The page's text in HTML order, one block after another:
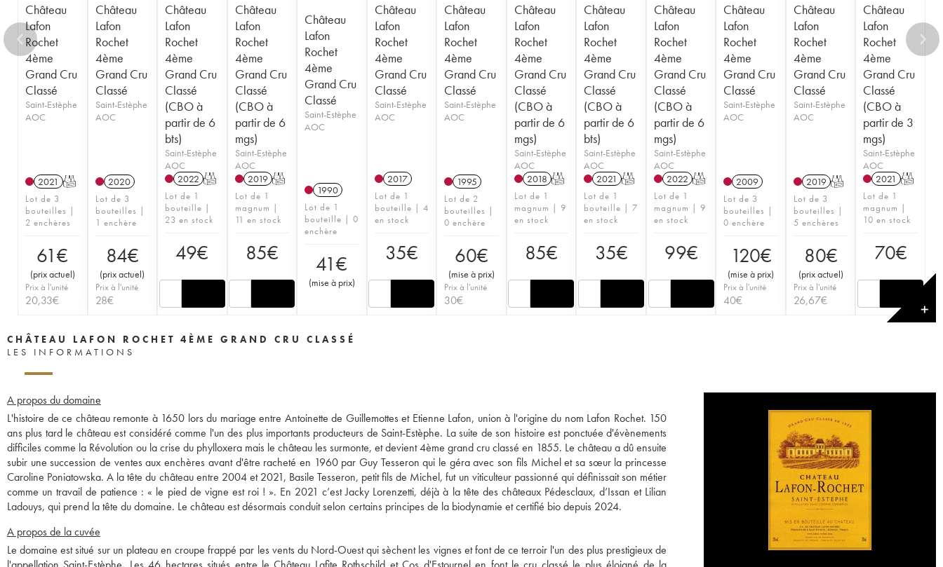
Château
Lafon
Rochet
4ème
Grand Cru
Classé
Saint-Estèphe
AOC
2021 T
Lot de 3
bouteilles |
2 enchères
61€
(prix actuel)
Prix à l'unité
20,33€
Château
Lafon
Rochet
4ème
Grand Cru
Classé
Saint-Estèphe
AOC
2020
Lot de 3
bouteilles |
1 enchère
84€
(prix actuel)
Prix à l'unité
28€
Château
Lafon
Rochet
4ème
Grand Cru
Classé
(CBO à
partir de 6
bts)
Saint-Estèphe
AOC
2022 T
Lot de 1
bouteille |
23 en stock
49€
Château
Lafon
Rochet
4ème
Grand Cru
Classé
(CBO à
partir de 6
mgs)
Saint-Estèphe
AOC
2019 T
Lot de 1
magnum |
11 en stock
85€
Château
Lafon
Rochet
4ème
Grand Cru
Classé
Saint-Estèphe
AOC
1990
Lot de 1
bouteille | 0
enchère
41€
(mise à prix)
Château
Lafon
Rochet
4ème
Grand Cru
Classé
Saint-Estèphe
AOC
2017
Lot de 1
bouteille | 4
en stock
35€
Château
Lafon
Rochet
4ème
Grand Cru
Classé
Saint-Estèphe
AOC
1995
Lot de 2
bouteilles |
0 enchère
60€
(mise à prix)
Prix à l'unité
30€
Château
Lafon
Rochet
4ème
Grand Cru
Classé
(CBO à
partir de 6
mgs)
Saint-Estèphe
AOC
2018 T
Lot de 1
magnum | 9
en stock
85€
Château
Lafon
Rochet
4ème
Grand Cru
Classé
(CBO à
partir de 6
bts)
Saint-Estèphe
AOC
2021 T
Lot de 1
bouteille | 7
en stock
35€
Château
Lafon
Rochet
4ème
Grand Cru
Classé
(CBO à
partir de 6
mgs)
Saint-Estèphe
AOC
2022 T
Lot de 1
magnum | 9
en stock
99€
Château
Lafon
Rochet
4ème
Grand Cru
Classé
Saint-Estèphe
AOC
2009
Lot de 3
bouteilles |
0 enchère
120€
(mise à prix)
Prix à l'unité
40€
Château
Lafon
Rochet
4ème
Grand Cru
Classé
Saint-Estèphe
AOC
2019 T
Lot de 3
bouteilles |
5 enchères
80€
(prix actuel)
Prix à l'unité
26,67€
Château
Lafon
Rochet
4ème
Grand Cru
Classé
(CBO à
partir de 3
mgs)
Saint-Estèphe
AOC
2021 T
Lot de 1
magnum |
10 en stock
70€
✕
CHÂTEAU LAFON ROCHET 4ÈME GRAND CRU CLASSÉ
LES INFORMATIONS
A propos du domaine
L'histoire de ce château remonte à 1650 lors du mariage entre Antoinette de Guillemottes et Etienne Lafon, union à l'origine du nom Lafon Rochet. 150
ans plus tard le château est considéré comme l'un des plus importants producteurs de Saint-Estèphe. La suite de son histoire est ponctuée d'évènements
difficiles comme la Révolution ou la crise du phylloxera mais le château les surmonte, et devient 4ème grand cru classé en 1855. Le château a dû ensuite
subir une succession de ventes aux enchères avant d'être racheté en 1960 par Guy Tesseron qui le géra avec son fils Michel et sa sœur la princesse
Caroline Poniatowska. A la tête du château entre 2004 et 2021, Basile Tesseron, petit fils de Michel, fut un viticulteur passionné qui définissait son métier
comme un travail de patience : « le pied de vigne est roi ! ». En 2021 c’est Jacky Lorenzetti, déjà à la tête des châteaux Pédesclaux, d’Issan et Lilian
Ladouys, qui prend la tête du domaine. Le château est désormais conduit selon certains principes de la biodynamie et certifié bio depuis 2024.
A propos de la cuvée
Le domaine est situé sur un plateau en croupe frappé par les vents du Nord-Ouest qui sèchent les vignes et font de ce terroir l'un des plus prestigieux de